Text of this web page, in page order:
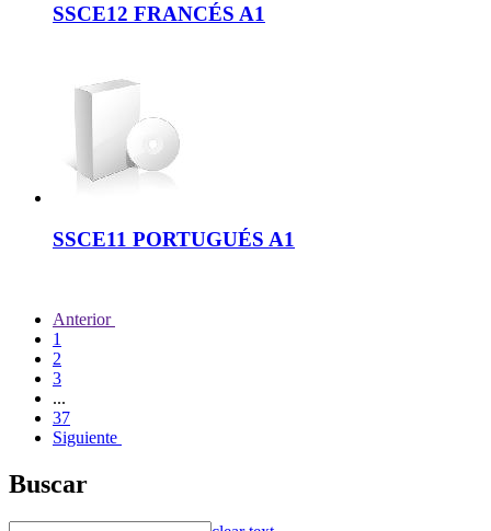
SSCE12 FRANCÉS A1
SSCE11 PORTUGUÉS A1
Anterior
1
2
3
...
37
Siguiente
Buscar